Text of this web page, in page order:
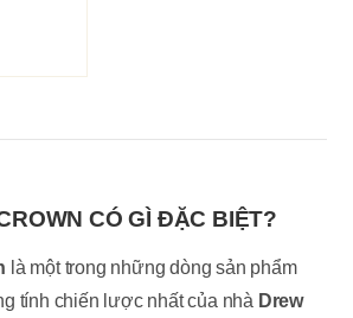
CÓ GÌ ĐẶC BIỆT?
là một trong những dòng sản phẩm
tính chiến lược nhất của nhà Drew